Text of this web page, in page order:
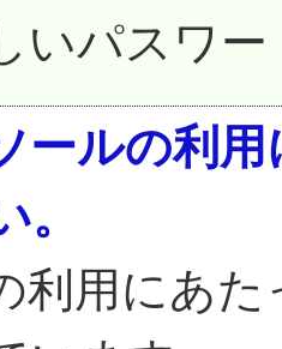
いパスワ
ールの利
利用にあ